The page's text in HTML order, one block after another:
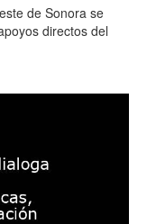
de Sonora se
directos del